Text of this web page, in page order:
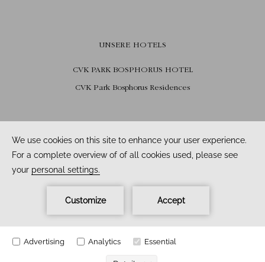
Facebook / Instagram / Youtube
UNSERE HOTELS
CVK PARK BOSPHORUS HOTEL
CVK Park Bosphorus Residences